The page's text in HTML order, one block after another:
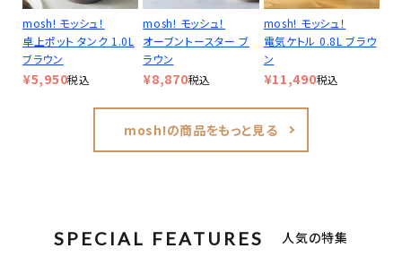
mosh! モッシュ！
卓上ポット タンク 1.0L
ブラウン
¥5,950税込
mosh! モッシュ！
オーブントースター ブ
ラウン
¥8,870税込
mosh! モッシュ！
電気ケトル 0.8L ブラウ
ン
¥11,490税込
mosh!の商品をもっと見る
SPECIAL FEATURES 人気の特集